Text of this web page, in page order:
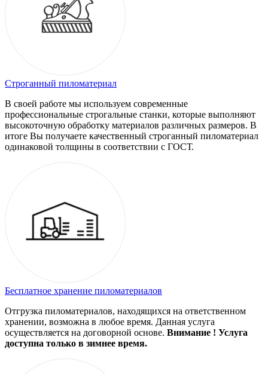
Строганный пиломатериал
В своей работе мы используем современные
профессиональные строгальные станки, которые выполняют
высокоточную обработку материалов различных размеров. В
итоге Вы получаете качественный строганный пиломатериал
одинаковой толщины в соответствии с ГОСТ.
Бесплатное хранение пиломатериалов
Отгрузка пиломатериалов, находящихся на ответственном
хранении, возможна в любое время. Данная услуга
осуществляется на договорной основе. Внимание ! Услуга
доступна только в зимнее время.